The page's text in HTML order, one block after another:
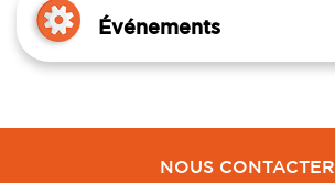
Événements
NOUS CONTACTER